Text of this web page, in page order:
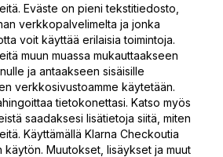
Eväste on pieni tekstitiedosto,
verkkopalvelimelta ja jonka
voit käyttää erilaisia toimintoja.
muun muassa mukauttaakseen
ja antaakseen sisäisille
verkkosivustoamme käytetään.
tietokonettasi. Katso myös
saadaksesi lisätietoja siitä, miten
Käyttämällä Klarna Checkoutia
Muutokset, lisäykset ja muut